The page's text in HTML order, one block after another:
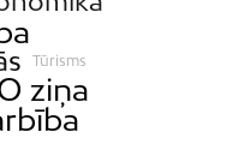
Tūrisms
ziņa